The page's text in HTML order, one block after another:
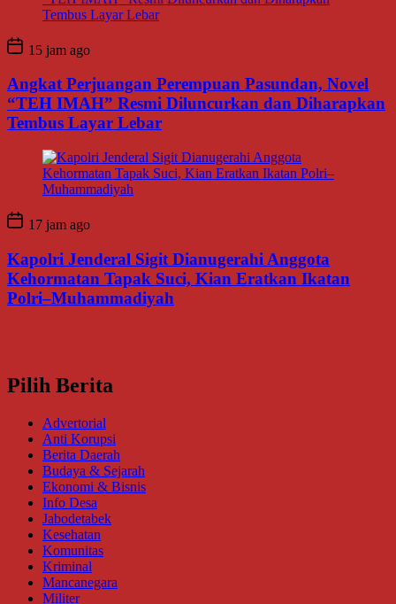
15 jam ago
Angkat Perjuangan Perempuan Pasundan, Novel
“TEH IMAH” Resmi Diluncurkan dan Diharapkan
Tembus Layar Lebar
17 jam ago
Kapolri Jenderal Sigit Dianugerahi Anggota
Kehormatan Tapak Suci, Kian Eratkan Ikatan
Polri–Muhammadiyah
Pilih Berita
Advertorial
Anti Korupsi
Berita Daerah
Budaya & Sejarah
Ekonomi & Bisnis
Info Desa
Jabodetabek
Kesehatan
Komunitas
Kriminal
Mancanegara
Militer